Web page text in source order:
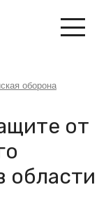
оборона
от
области